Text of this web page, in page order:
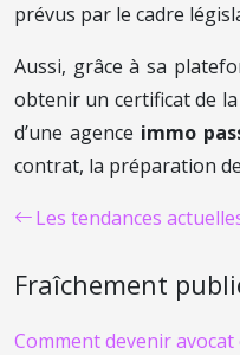
prévus par le cadre
Aussi, grâce à sa
obtenir un certificat de
d’une agence immo
contrat, la préparation
Les tendances
Fraîchement
Comment devenir